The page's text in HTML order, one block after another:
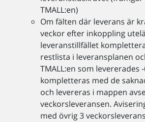
TMALL:en)
Om fälten där leverans är
veckor efter inkoppling
leveranstillfället
restlista i leveransplanen
TMALL:en som levererades
kompletteras med de
och levereras i mappen
veckorsleveransen.
med övrig 3 veckorsleverans